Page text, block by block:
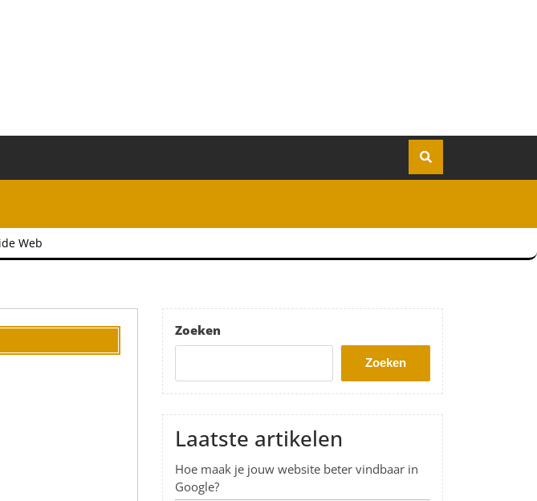
Web
Zoeken
Zoeken
Laatste artikelen
Hoe maak je jouw website beter vindbaar in
Google?